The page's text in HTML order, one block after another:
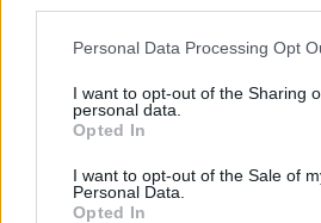
Personal Data Processing Opt
I want to opt-out of the Sharing
personal data.
Opted In
I want to opt-out of the Sale of
Personal Data.
Opted In